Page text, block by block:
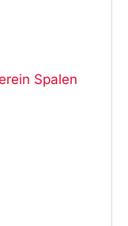
Spalen